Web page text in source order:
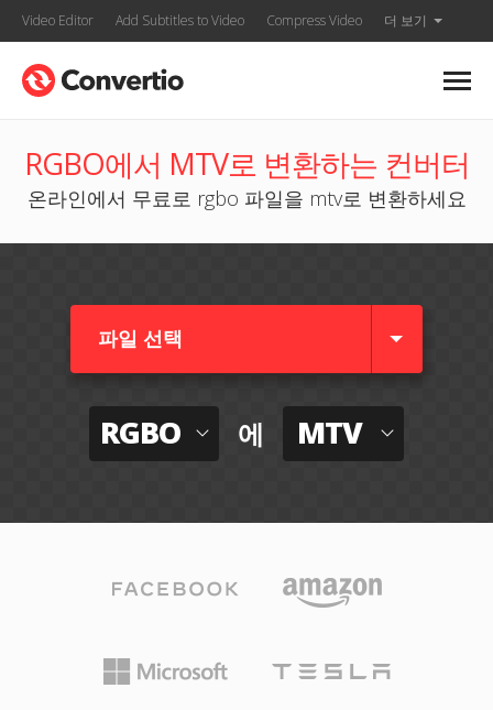
Video Editor Add Subtitles to Video Compress Video 더 보기
RGBO에서 MTV로 변환하는 컨버터
온라인에서 무료로 rgbo 파일을 mtv로 변환하세요
파일 선택
RGBO 에 MTV